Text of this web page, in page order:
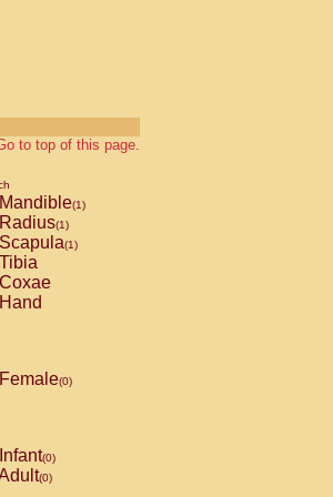
to top of this page.
Mandible(1)
Radius(1)
Scapula(1)
Tibia
Coxae
Hand
Female(0)
Infant(0)
(0)